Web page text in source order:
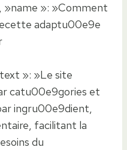
»name »: »Comment
adaptu00e9e
»: »Le site
catu00e9gories et
ingru00e9dient,
facilitant la
du